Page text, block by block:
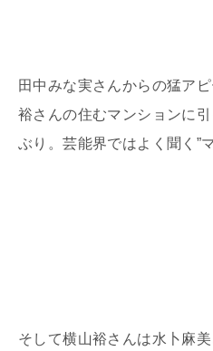
田中みな実さんからの猛ア
裕さんの住むマンションに
ぶり。芸能界ではよく聞く”
そして横山裕さんは水卜麻